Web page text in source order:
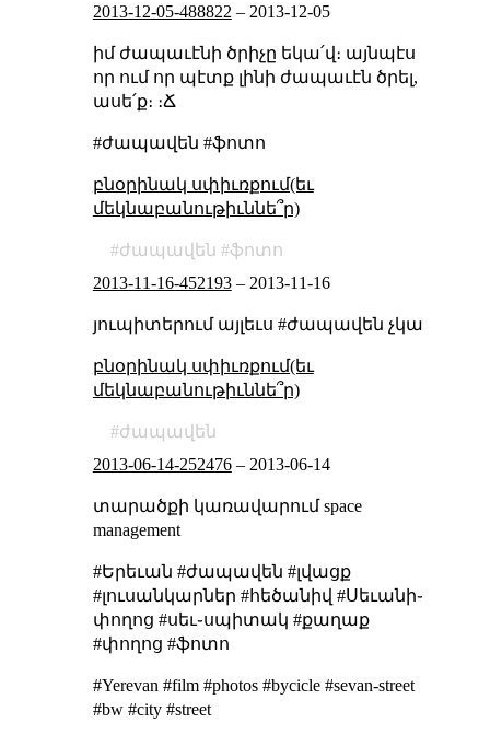
2013-12-05-488822 – 2013-12-05
իմ ժապաւէնի ծրիչը եկա՛վ։ այնպէս
որ ում որ պէտք լինի ժապաւէն ծրել,
ասե՛ք։ ։Ճ
#ժապավեն #ֆոտո
բնօրինակ սփիւռքում(եւ
մեկնաբանութիւննե՞ր)
ժապավեն
ֆոտո
2013-11-16-452193– 2013-11-16
յուպիտերում այլեւս #ժապավեն չկա
բնօրինակ սփիւռքում(եւ
մեկնաբանութիւննե՞ր)
ժապավեն
2013-06-14-252476– 2013-06-14
տարածքի կառավարում space
management
#Երեւան #ժապավեն #լվացք
#լուսանկարներ #հեծանիվ #Սեւանի֊
փողոց #սեւ֊սպիտակ #քաղաք
#փողոց #ֆոտո
#Yerevan #film #photos #bycicle #sevan-street
#bw #city #street